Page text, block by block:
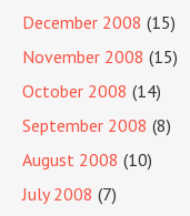
December 2008 (15)
November 2008 (15)
October 2008 (14)
September 2008 (8)
August 2008 (10)
July 2008 (7)